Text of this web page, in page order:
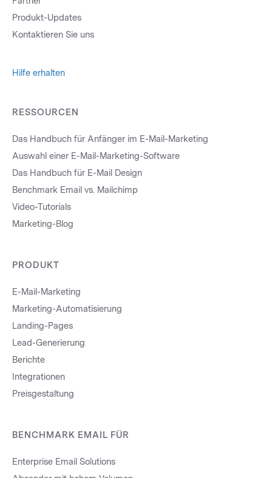
Produkt-Updates
Kontaktieren Sie uns
Hilfe erhalten
RESSOURCEN
Das Handbuch für Anfänger im E-Mail-Marketing
Auswahl einer E-Mail-Marketing-Software
Das Handbuch für E-Mail Design
Benchmark Email vs. Mailchimp
Video-Tutorials
Marketing-Blog
PRODUKT
E-Mail-Marketing
Marketing-Automatisierung
Landing-Pages
Lead-Generierung
Berichte
Integrationen
Preisgestaltung
BENCHMARK EMAIL FÜR
Enterprise Email Solutions